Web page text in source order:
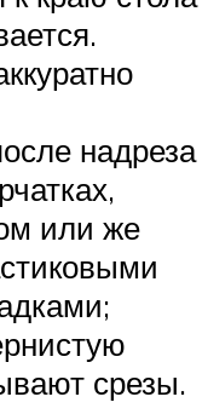
надреза
или же
срезы.